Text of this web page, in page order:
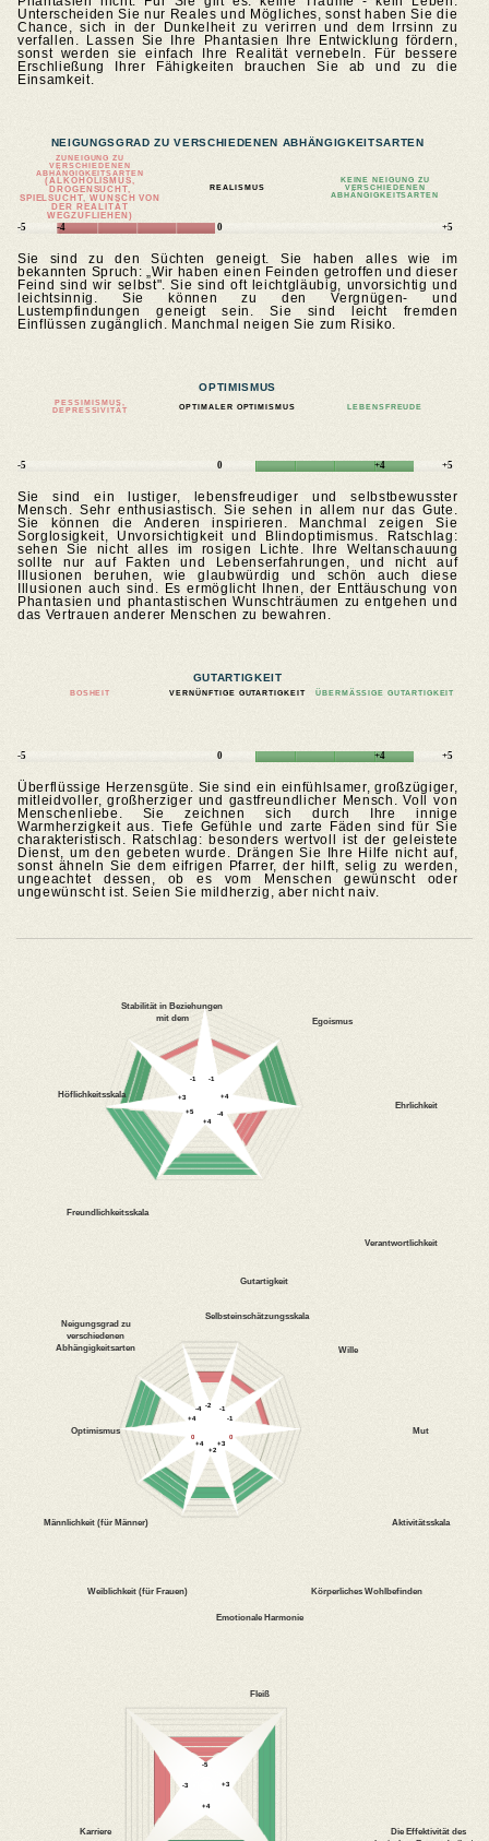
Unterscheiden Sie nur Reales und Mögliches, sonst haben Sie die
Chance, sich in der Dunkelheit zu verirren und dem Irrsinn zu
verfallen. Lassen Sie Ihre Phantasien Ihre Entwicklung fördern,
sonst werden sie einfach Ihre Realität vernebeln. Für bessere
Erschließung Ihrer Fähigkeiten brauchen Sie ab und zu die
Einsamkeit.
NEIGUNGSGRAD ZU VERSCHIEDENEN ABHÄNGIGKEITSARTEN
ZUNEIGUNG ZU
VERSCHIEDENEN
ABHÄNGIGKEITSARTEN
(ALKOHOLISMUS,
DROGENSUCHT,
SPIELSUCHT, WUNSCH VON
DER REALITÄT
WEGZUFLIEHEN)
REALISMUS
KEINE NEIGUNG ZU
VERSCHIEDENEN
ABHÄNGIGKEITSARTEN
-5 -4 0 +5
Sie sind zu den Süchten geneigt. Sie haben alles wie im
bekannten Spruch: „Wir haben einen Feinden getroffen und dieser
Feind sind wir selbst". Sie sind oft leichtgläubig, unvorsichtig und
leichtsinnig. Sie können zu den Vergnügen- und
Lustempfindungen geneigt sein. Sie sind leicht fremden
Einflüssen zugänglich. Manchmal neigen Sie zum Risiko.
OPTIMISMUS
PESSIMISMUS,
DEPRESSIVITÄT
OPTIMALER OPTIMISMUS LEBENSFREUDE
-5 0 +4 +5
Sie sind ein lustiger, lebensfreudiger und selbstbewusster
Mensch. Sehr enthusiastisch. Sie sehen in allem nur das Gute.
Sie können die Anderen inspirieren. Manchmal zeigen Sie
Sorglosigkeit, Unvorsichtigkeit und Blindoptimismus. Ratschlag:
sehen Sie nicht alles im rosigen Lichte. Ihre Weltanschauung
sollte nur auf Fakten und Lebenserfahrungen, und nicht auf
Illusionen beruhen, wie glaubwürdig und schön auch diese
Illusionen auch sind. Es ermöglicht Ihnen, der Enttäuschung von
Phantasien und phantastischen Wunschträumen zu entgehen und
das Vertrauen anderer Menschen zu bewahren.
GUTARTIGKEIT
BOSHEIT VERNÜNFTIGE GUTARTIGKEIT ÜBERMÄSSIGE GUTARTIGKEIT
-5 0 +4 +5
Überflüssige Herzensgüte. Sie sind ein einfühlsamer, großzügiger,
mitleidvoller, großherziger und gastfreundlicher Mensch. Voll von
Menschenliebe. Sie zeichnen sich durch Ihre innige
Warmherzigkeit aus. Tiefe Gefühle und zarte Fäden sind für Sie
charakteristisch. Ratschlag: besonders wertvoll ist der geleistete
Dienst, um den gebeten wurde. Drängen Sie Ihre Hilfe nicht auf,
sonst ähneln Sie dem eifrigen Pfarrer, der hilft, selig zu werden,
ungeachtet dessen, ob es vom Menschen gewünscht oder
ungewünscht ist. Seien Sie mildherzig, aber nicht naiv.